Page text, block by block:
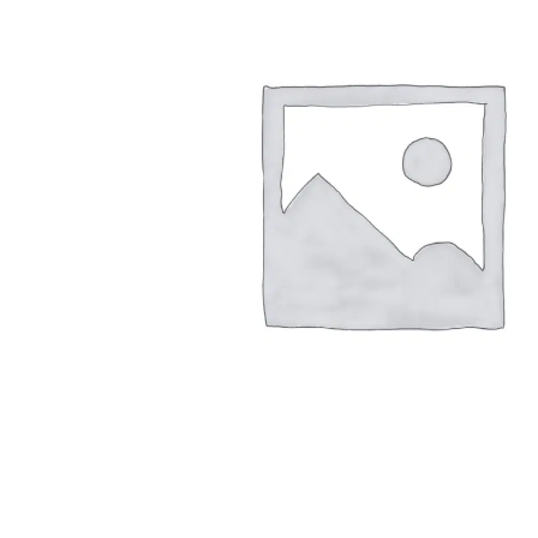
Arbres fruitiers
Plantes méditerranéennes et exotiques
Plantes
Plantes
Plantes
Plantes
Plantes